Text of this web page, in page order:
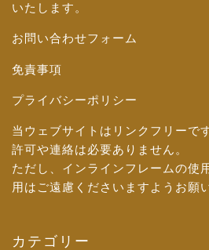
いたします。
お問い合わせフォーム
免責事項
プライバシーポリシー
当ウェブサイトはリンクフリーで
許可や連絡は必要ありません。
ただし、インラインフレームの使
用はご遠慮くださいますようお願
カテゴリー